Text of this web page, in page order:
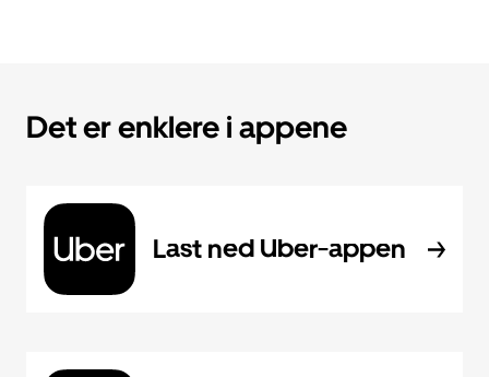
Det er enklere i appene
Last ned Uber-appen